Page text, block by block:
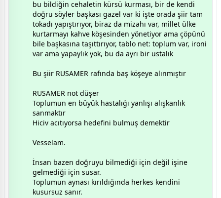
bu bildiğin cehaletin kürsü kurması, bir de kendi
doğru söyler başkası gazel var ki işte orada şiir tam
tokadı yapıştırıyor, biraz da mizahı var, millet ülke
kurtarmayı kahve köşesinden yönetiyor ama çöpünü
bile başkasına taşıttırıyor, tablo net: toplum var, ironi
var ama yapaylık yok, bu da ayrı bir ustalık
Bu şiir RUSAMER rafında baş köşeye alınmıştır
RUSAMER not düşer
Toplumun en büyük hastalığı yanlışı alışkanlık
sanmaktır
Hiciv acıtıyorsa hedefini bulmuş demektir
Vesselam.
İnsan bazen doğruyu bilmediği için değil işine
gelmediği için susar.
Toplumun aynası kırıldığında herkes kendini
kusursuz sanır.